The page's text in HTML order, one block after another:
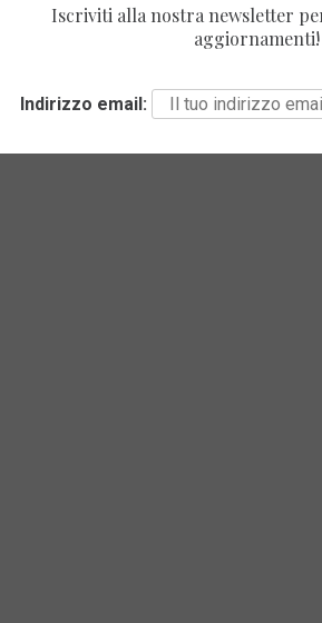
Iscriviti alla nostra newsletter
aggiornamenti!
Indirizzo email: